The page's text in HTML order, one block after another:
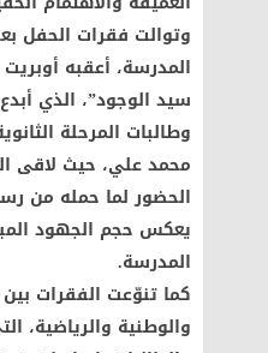
وتوالت فقرات الحفل
المدرسة، أعقبه
سيد الوجود”، الذي
وطالبات المرحلة
محمد علي، حيث لاقى
الحضور لما حمله من
يعكس حجم الجهود
المدرسة.
كما تنوّعت الفقرات
والوطنية والرياضية،